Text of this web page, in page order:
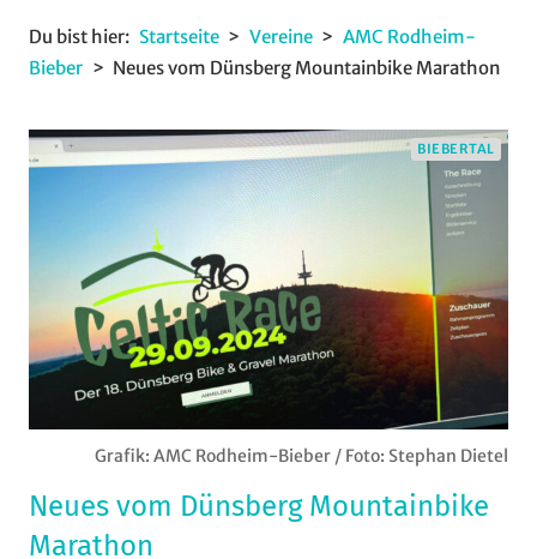
Du bist hier: Startseite Vereine
AMC Rodheim-
Bieber
Neues vom Dünsberg Mountainbike Marathon
Grafik: AMC Rodheim-Bieber / Foto: Stephan Dietel
BIEBERTAL
Neues vom Dünsberg Mountainbike
Marathon